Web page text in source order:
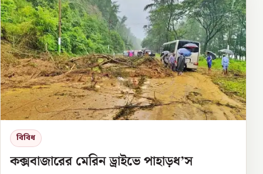
বিবিধ
কক্সবাজারের মেরিন ড্রাইভে পাহাড়ধ’স